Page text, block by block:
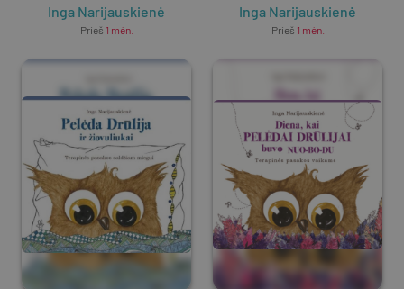
Terapinės pasakos
vaikams
Inga Narijauskienė
Prieš 1 mėn.
pasakos vaikams
Inga Narijauskienė
Prieš 1 mėn.